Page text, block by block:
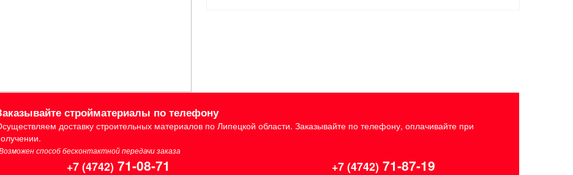
стройматериалы по телефону
доставку строительных материалов по Липецкой области. Заказывайте по телефону, оплачивайте при
способ бесконтактной передачи заказа
+7 (4742) 71-08-71 +7 (4742) 71-87-19